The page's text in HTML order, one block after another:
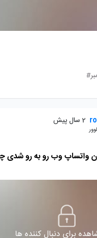
2 سال پیش
واتساپ وب رو به رو شدی
برای دنبال کننده ها